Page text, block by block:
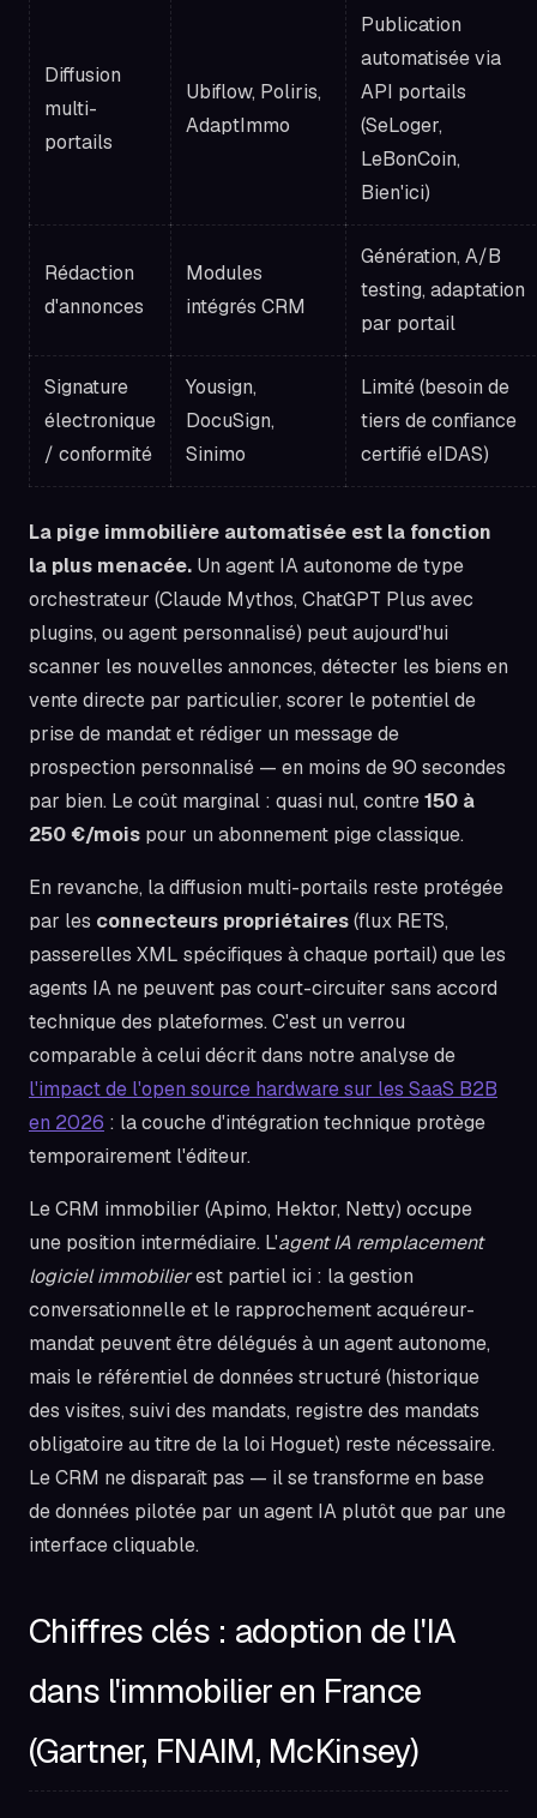
Diffusion
multi-
portails
Ubiflow, Poliris,
AdaptImmo
Publication
automatisée via
API portails
(SeLoger,
LeBonCoin,
Bien'ici)
Rédaction
d'annonces
Modules
intégrés CRM
Génération, A/B
testing, adaptation
par portail
Signature
électronique
/ conformité
Yousign,
DocuSign,
Sinimo
Limité (besoin de
tiers de confiance
certifié eIDAS)
La pige immobilière automatisée est la fonction
la plus menacée. Un agent IA autonome de type
orchestrateur (Claude Mythos, ChatGPT Plus avec
plugins, ou agent personnalisé) peut aujourd'hui
scanner les nouvelles annonces, détecter les biens en
vente directe par particulier, scorer le potentiel de
prise de mandat et rédiger un message de
prospection personnalisé — en moins de 90 secondes
par bien. Le coût marginal : quasi nul, contre150 à
250 €/mois pour un abonnement pige classique.
En revanche, la diffusion multi-portails reste protégée
par les connecteurs propriétaires(flux RETS,
passerelles XML spécifiques à chaque portail) que les
agents IA ne peuvent pas court-circuiter sans accord
technique des plateformes. C'est un verrou
comparable à celui décrit dans notre analyse de
l'impact de l'open source hardware sur les SaaS B2B
en 2026 : la couche d'intégration technique protège
temporairement l'éditeur.
Le CRM immobilier (Apimo, Hektor, Netty) occupe
une position intermédiaire. L'agent IA remplacement
logiciel immobilierest partiel ici : la gestion
conversationnelle et le rapprochement acquéreur-
mandat peuvent être délégués à un agent autonome,
mais le référentiel de données structuré (historique
des visites, suivi des mandats, registre des mandats
obligatoire au titre de la loi Hoguet) reste nécessaire.
Le CRM ne disparaît pas — il se transforme en base
de données pilotée par un agent IA plutôt que par une
interface cliquable.
Chiffres clés : adoption de l'IA
dans l'immobilier en France
(Gartner, FNAIM, McKinsey)